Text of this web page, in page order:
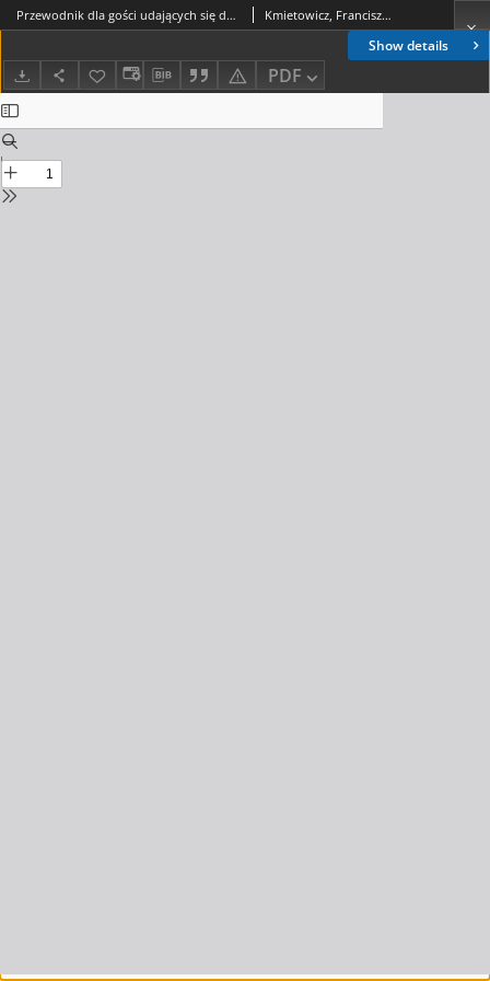
Show details
PDF
Przewodnik dla gości udających się do Krynicy Kmietowicz, Franciszek (1863-1939)